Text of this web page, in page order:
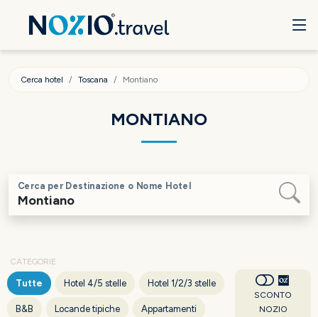
Cerca hotel Toscana Montiano
MONTIANO
Cerca per Destinazione o Nome Hotel
CATEGORIE
Tutte Hotel 4/5 stelle Hotel 1/2/3 stelle
B&B Locande tipiche Appartamenti
SCONTO
NOZIO